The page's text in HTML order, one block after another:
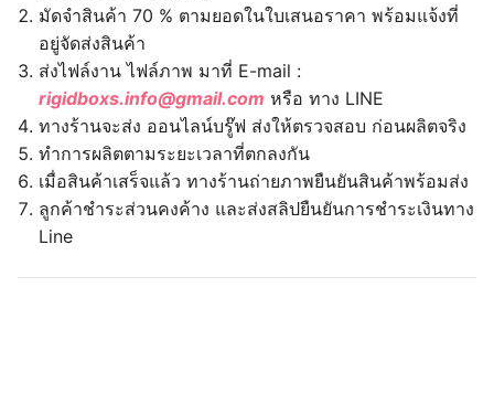
มัดจำสินค้า 70 % ตามยอดในใบเสนอราคา พร้อมแจ้งที่
อยู่จัดส่งสินค้า
ส่งไฟล์งาน ไฟล์ภาพ มาที่ E-mail :
rigidboxs.info@gmail.com หรือ ทาง LINE
ทางร้านจะส่ง ออนไลน์บรู๊ฟ ส่งให้ตรวจสอบ ก่อนผลิตจริง
ทำการผลิตตามระยะเวลาที่ตกลงกัน
เมื่อสินค้าเสร็จแล้ว ทางร้านถ่ายภาพยืนยันสินค้าพร้อมส่ง
ลูกค้าชำระส่วนคงค้าง และส่งสลิปยืนยันการชำระเงินทาง
Line